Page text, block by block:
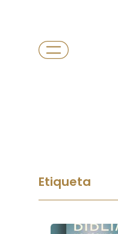
Etiqueta